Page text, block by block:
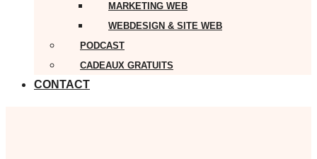
MARKETING WEB
WEBDESIGN & SITE WEB
PODCAST
CADEAUX GRATUITS
CONTACT